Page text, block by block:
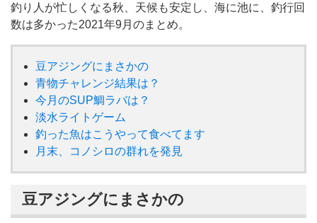
釣り人が忙しくなる秋、天候も安定し、海に池に、釣行回
数は多かった2021年9月のまとめ。
豆アジングにまさかの
青物チャレンジ結果は？
今月のSUP鯛ラバは？
淡水ライトゲーム
釣った魚はこうやって食べてます
月末、コノシロの群れを発見
豆アジングにまさかの